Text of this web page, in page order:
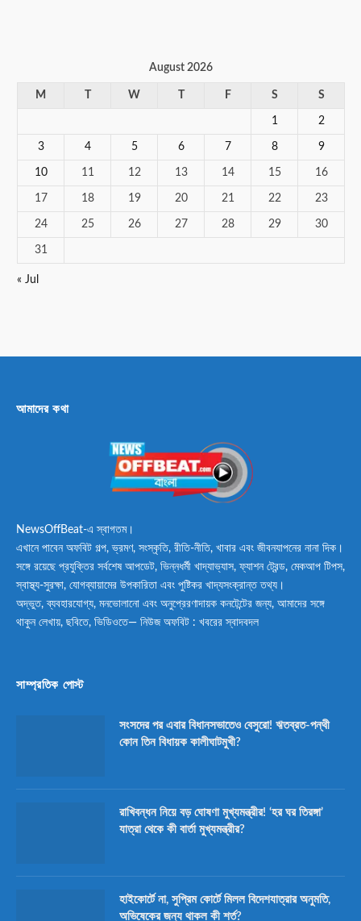
August 2026
M W F S S
1 2
3 4 5 6 7 8 9
10 11 12 13 14 15 16
17 18 19 20 21 22 23
24 25 26 27 28 29 30
31
« Jul
আমাদের কথা
NewsOffBeat-এ স্বাগতম।
এখানে পাবেন অফবিট গল্প, ভ্রমণ, সংস্কৃতি, রীতি-নীতি, খাবার এবং জীবনযাপনের নানা দিক।
সঙ্গে রয়েছে প্রযুক্তির সর্বশেষ আপডেট, ভিন্নধর্মী খাদ্যাভ্যাস, ফ্যাশন ট্রেন্ড, মেকআপ টিপস,
স্বাস্থ্য-সুরক্ষা, যোগব্যায়ামের উপকারিতা এবং পুষ্টিকর খাদ্যসংক্রান্ত তথ্য।
অদ্ভুত, ব্যবহারযোগ্য, মনভোলানো এবং অনুপ্রেরণাদায়ক কনটেন্টের জন্য, আমাদের সঙ্গে
থাকুন লেখায়, ছবিতে, ভিডিওতে— নিউজ অফবিট : খবরের স্বাদবদল
সাম্প্রতিক পোস্ট
সংসদের পর এবার বিধানসভাতেও বেসুরো! ঋতব্রত-পন্থী
কোন তিন বিধায়ক কালীঘাটমুখী?
রাখিবন্ধন নিয়ে বড় ঘোষণা মুখ্যমন্ত্রীর! ‘হর ঘর তিরঙ্গা’
যাত্রা থেকে কী বার্তা মুখ্যমন্ত্রীর?
হাইকোর্টে না, সুপ্রিম কোর্টে মিলল বিদেশযাত্রার অনুমতি,
অভিষেকের জন্য থাকল কী শর্ত?